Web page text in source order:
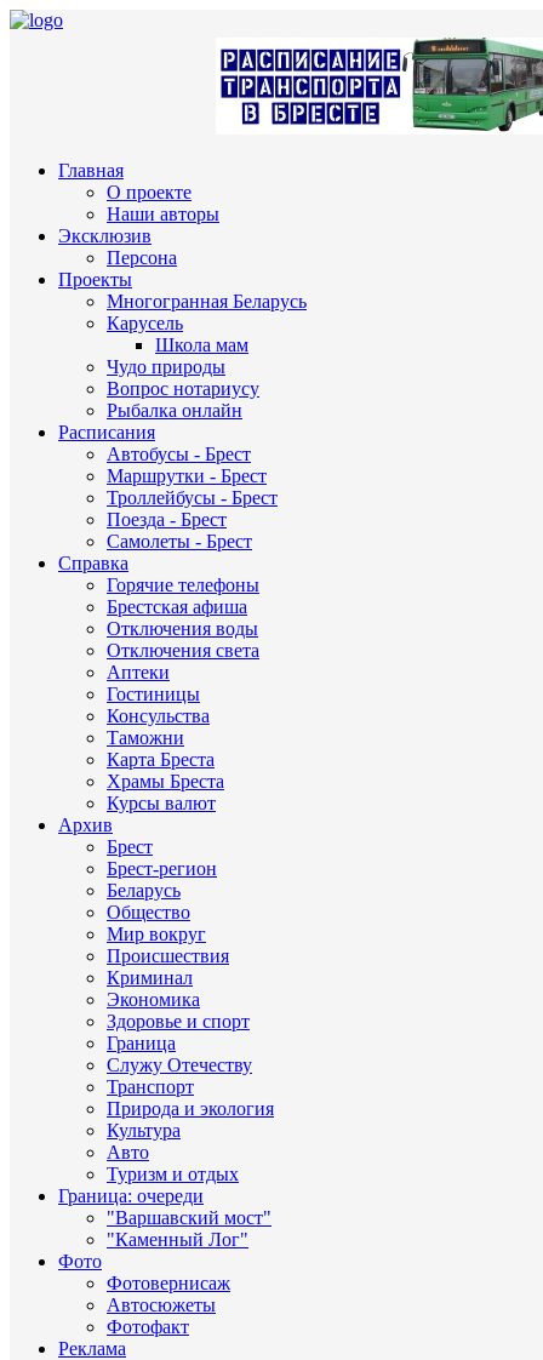
Главная
О проекте
Наши авторы
Эксклюзив
Персона
Проекты
Многогранная Беларусь
Карусель
Школа мам
Чудо природы
Вопрос нотариусу
Рыбалка онлайн
Расписания
Автобусы - Брест
Маршрутки - Брест
Троллейбусы - Брест
Поезда - Брест
Самолеты - Брест
Справка
Горячие телефоны
Брестская афиша
Отключения воды
Отключения света
Аптеки
Гостиницы
Консульства
Таможни
Карта Бреста
Храмы Бреста
Курсы валют
Архив
Брест
Брест-регион
Беларусь
Общество
Мир вокруг
Происшествия
Криминал
Экономика
Здоровье и спорт
Граница
Служу Отечеству
Транспорт
Природа и экология
Культура
Авто
Туризм и отдых
Граница: очереди
"Варшавский мост"
"Каменный Лог"
Фото
Фотовернисаж
Автосюжеты
Фотофакт
Реклама